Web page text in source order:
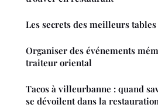
Les secrets des meilleurs
Organiser des événements
traiteur oriental
Tacos à villeurbanne : quand
se dévoilent dans la